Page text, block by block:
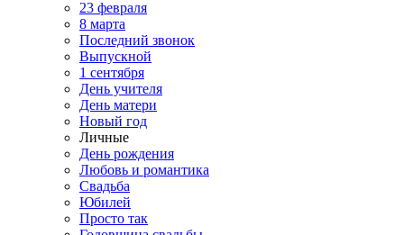
23 февраля
8 марта
Последний звонок
Выпускной
1 сентября
День учителя
День матери
Новый год
Личные
День рождения
Любовь и романтика
Свадьба
Юбилей
Просто так